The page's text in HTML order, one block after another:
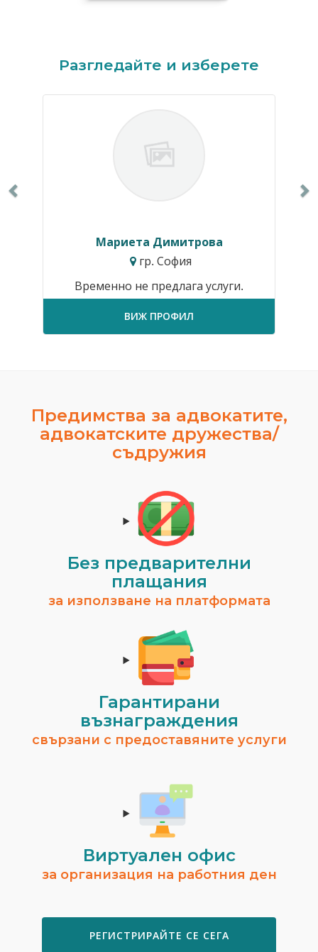
Разгледайте и изберете
Мариета Димитрова
гр. София
Временно не предлага услуги.
ВИЖ ПРОФИЛ
Предимства за адвокатите,
адвокатските дружества/
съдружия
Без предварителни
плащания
за използване на платформата
Гарантирани
възнаграждения
свързани с предоставяните услуги
Виртуален офис
за организация на работния ден
РЕГИСТРИРАЙТЕ СЕ СЕГА